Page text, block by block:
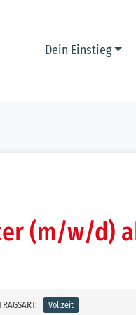
Dein Einstieg
(m/w/d)
Vollzeit